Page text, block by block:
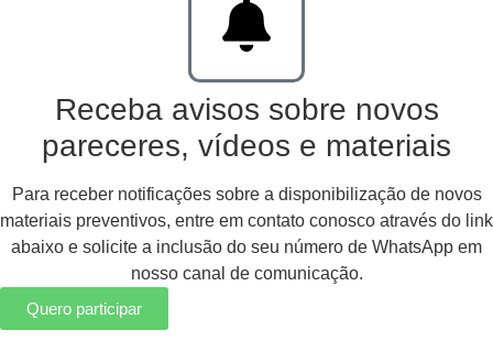
Receba avisos sobre novos
pareceres, vídeos e materiais
Para receber notificações sobre a disponibilização de novos
materiais preventivos, entre em contato conosco através do link
abaixo e solicite a inclusão do seu número de WhatsApp em
nosso canal de comunicação.
Quero participar